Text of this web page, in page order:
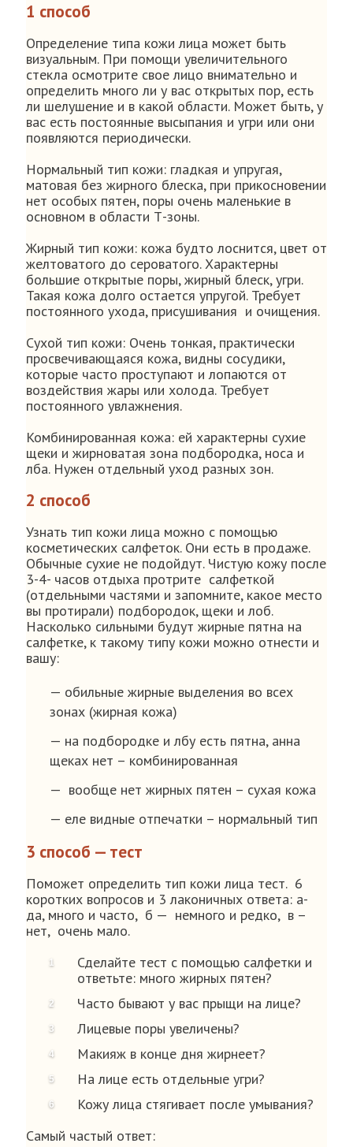
1 способ
Определение типа кожи лица может быть
визуальным. При помощи увеличительного
стекла осмотрите свое лицо внимательно и
определить много ли у вас открытых пор, есть
ли шелушение и в какой области. Может быть, у
вас есть постоянные высыпания и угри или они
появляются периодически.
Нормальный тип кожи: гладкая и упругая,
матовая без жирного блеска, при прикосновении
нет особых пятен, поры очень маленькие в
основном в области Т-зоны.
Жирный тип кожи: кожа будто лоснится, цвет от
желтоватого до сероватого. Характерны
большие открытые поры, жирный блеск, угри.
Такая кожа долго остается упругой. Требует
постоянного ухода, присушивания и очищения.
Сухой тип кожи: Очень тонкая, практически
просвечивающаяся кожа, видны сосудики,
которые часто проступают и лопаются от
воздействия жары или холода. Требует
постоянного увлажнения.
Комбинированная кожа: ей характерны сухие
щеки и жирноватая зона подбородка, носа и
лба. Нужен отдельный уход разных зон.
2 способ
Узнать тип кожи лица можно с помощью
косметических салфеток. Они есть в продаже.
Обычные сухие не подойдут. Чистую кожу после
3-4- часов отдыха протрите салфеткой
(отдельными частями и запомните, какое место
вы протирали) подбородок, щеки и лоб.
Насколько сильными будут жирные пятна на
салфетке, к такому типу кожи можно отнести и
вашу:
— обильные жирные выделения во всех
зонах (жирная кожа)
— на подбородке и лбу есть пятна, анна
щеках нет – комбинированная
— вообще нет жирных пятен – сухая кожа
— еле видные отпечатки – нормальный тип
3 способ — тест
Поможет определить тип кожи лица тест. 6
коротких вопросов и 3 лаконичных ответа: а-
да, много и часто, б — немного и редко, в –
нет, очень мало.
Сделайте тест с помощью салфетки и
ответьте: много жирных пятен?
Часто бывают у вас прыщи на лице?
Лицевые поры увеличены?
Макияж в конце дня жирнеет?
На лице есть отдельные угри?
Кожу лица стягивает после умывания?
Самый частый ответ: